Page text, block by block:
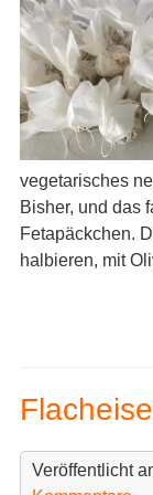
vegetarisches
Bisher, und das
Fetapäckchen.
halbieren, mit
Veröffentlicht